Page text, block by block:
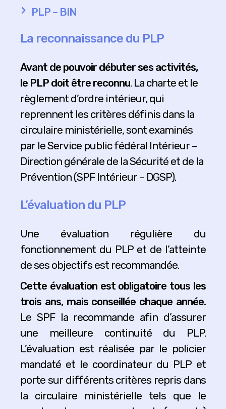
PLP – BIN
La reconnaissance du PLP
Avant de pouvoir débuter ses activités,
le PLP doit être reconnu. La charte et le
règlement d’ordre intérieur, qui
reprennent les critères définis dans la
circulaire ministérielle, sont examinés
par le Service public fédéral Intérieur –
Direction générale de la Sécurité et de la
Prévention (SPF Intérieur – DGSP).
L’évaluation du PLP
Une évaluation régulière du
fonctionnement du PLP et de l’atteinte
de ses objectifs est recommandée.
Cette évaluation est obligatoire tous les
trois ans, mais conseillée chaque année.
Le SPF la recommande afin d’assurer
une meilleure continuité du PLP.
L’évaluation est réalisée par le policier
mandaté et le coordinateur du PLP et
porte sur différents critères repris dans
la circulaire ministérielle tels que le